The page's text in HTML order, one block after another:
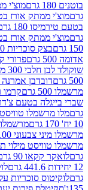
אורז בטעם פנקייק עם
גרם
אורז בטעם תה מאצ'ה
סוכריות 100 גרם
ממרח
פרורי קראמבל 400 גרם
300 מ"ל
רוטב
אמרנה בסירופ 300 גרם
קרמו ריו 500 גרם
צ'דר 319 גרם
טוויסט מילוי תפוז 63 גרם
מרשמלו גלידה 100 גרם
100 גרם
מלו
מילוי תות 63 גרם
90 גרם
לקקן פיןפופ 10 יח' 170
על מקל חמוצות 120